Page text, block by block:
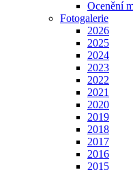
Ocenění
Fotogalerie
2026
2025
2024
2023
2022
2021
2020
2019
2018
2017
2016
2015